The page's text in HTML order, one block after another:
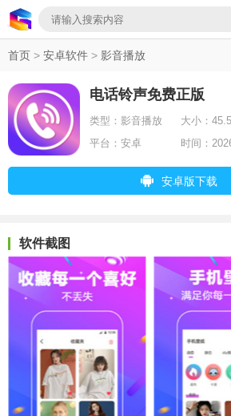
首页 > 安卓软件 > 影音播放
电话铃声免费正版
类型： 影音播放 大小：
平台： 安卓 时间：
安卓版下载
软件截图